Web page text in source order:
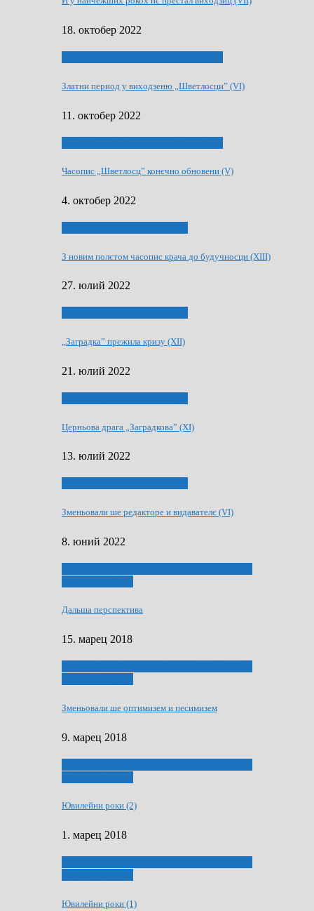
18. октобер 2022
Златни период у виходзеню „Шветлосци” (VI)
11. октобер 2022
Часопис „Шветлосц” конєчно обновени (V)
4. октобер 2022
З новим полєтом часопис крача до будучносци (XIII)
27. юлий 2022
„Заградка” прежила кризу (XII)
21. юлий 2022
Церньова драга „Заградкова” (XI)
13. юлий 2022
Зменьовали ше редакторе и видавателє (VI)
8. юний 2022
Дальша перспектива
15. марец 2018
Зменьовали ше оптимизем и песимизем
9. марец 2018
Ювилейни роки (2)
1. марец 2018
Ювилейни роки (1)